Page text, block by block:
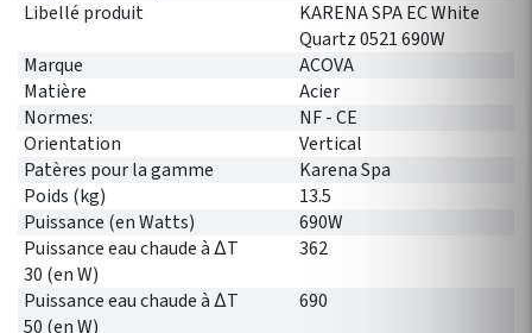
Libellé produit
KARENA SPA EC White
Quartz 0521 690W
Marque
ACOVA
Matière
Acier
Normes:
NF - CE
Orientation
Vertical
Patères pour la gamme
Karena Spa
Poids (kg)
13.5
Puissance (en Watts)
690W
Puissance eau chaude à ∆T
30 (en W)
362
Puissance eau chaude à ∆T
50 (en W)
690